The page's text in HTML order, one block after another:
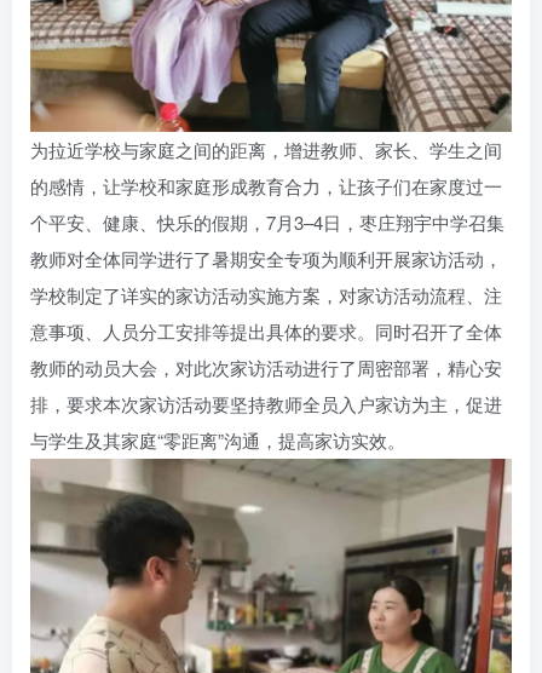
为拉近学校与家庭之间的距离，增进教师、家长、学生之间
的感情，让学校和家庭形成教育合力，让孩子们在家度过一
个平安、健康、快乐的假期，7月3–4日，枣庄翔宇中学召集
教师对全体同学进行了暑期安全专项为顺利开展家访活动，
学校制定了详实的家访活动实施方案，对家访活动流程、注
意事项、人员分工安排等提出具体的要求。同时召开了全体
教师的动员大会，对此次家访活动进行了周密部署，精心安
排，要求本次家访活动要坚持教师全员入户家访为主，促进
与学生及其家庭“零距离”沟通，提高家访实效。